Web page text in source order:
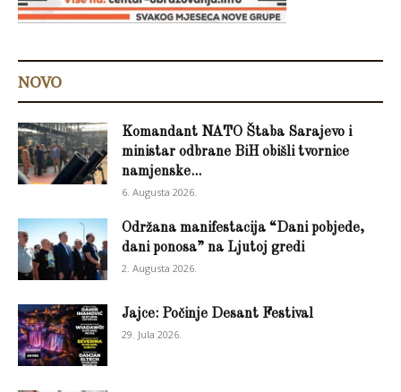
NOVO
Komandant NATO Štaba Sarajevo i
ministar odbrane BiH obišli tvornice
namjenske...
6. Augusta 2026.
Održana manifestacija “Dani pobjede,
dani ponosa” na Ljutoj gredi
2. Augusta 2026.
Jajce: Počinje Desant Festival
29. Jula 2026.